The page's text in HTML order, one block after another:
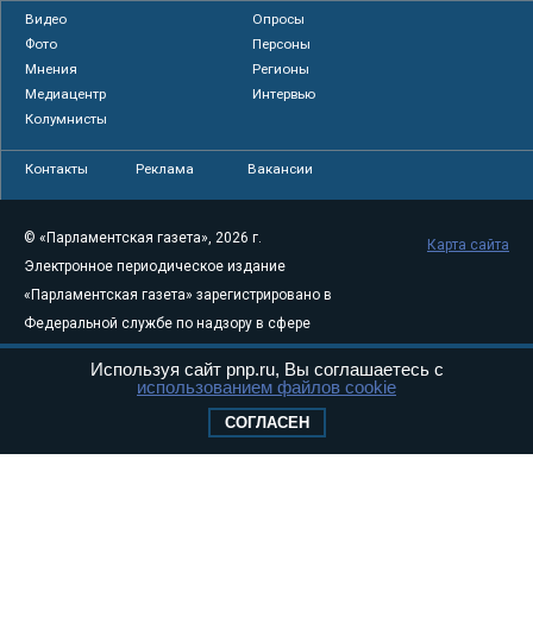
Видео
Опросы
Фото
Персоны
Мнения
Регионы
Медиацентр
Интервью
Колумнисты
Контакты Реклама Вакансии
© «Парламентская газета», 2026 г.
Электронное периодическое издание
«Парламентская газета» зарегистрировано в
Федеральной службе по надзору в сфере
связи, информационных технологий и
массовых коммуникаций (Роскомнадзор) 05
Свидетельство о регистрации Эл № ФС77-
Карта сайта
Используя сайт pnp.ru, Вы соглашаетесь с
использованием файлов cookie
СОГЛАСЕН